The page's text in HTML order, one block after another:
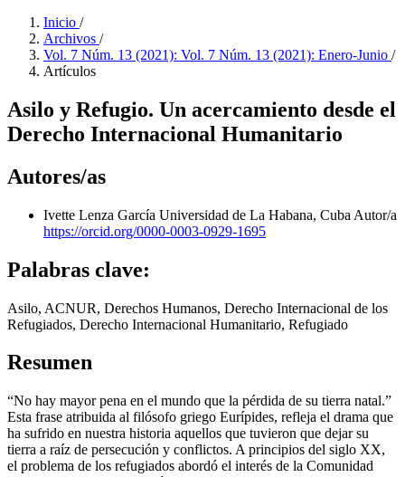
Inicio /
Archivos /
Vol. 7 Núm. 13 (2021): Vol. 7 Núm. 13 (2021): Enero-Junio /
Artículos
Asilo y Refugio. Un acercamiento desde el
Derecho Internacional Humanitario
Autores/as
Ivette Lenza García Universidad de La Habana, Cuba Autor/a
https://orcid.org/0000-0003-0929-1695
Palabras clave:
Asilo, ACNUR, Derechos Humanos, Derecho Internacional de los
Refugiados, Derecho Internacional Humanitario, Refugiado
Resumen
“No hay mayor pena en el mundo que la pérdida de su tierra natal.”
Esta frase atribuida al filósofo griego Eurípides, refleja el drama que
ha sufrido en nuestra historia aquellos que tuvieron que dejar su
tierra a raíz de persecución y conflictos. A principios del siglo XX,
el problema de los refugiados abordó el interés de la Comunidad